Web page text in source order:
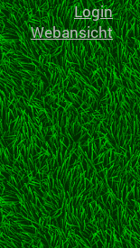
Login
Webansicht